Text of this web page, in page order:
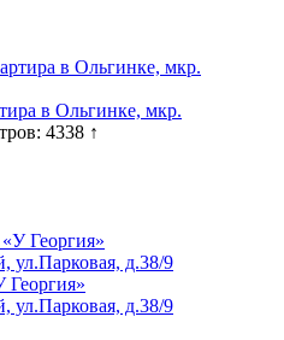
в Ольгинке, мкр.
4338 ↑
Георгия»
ул.Парковая, д.38/9